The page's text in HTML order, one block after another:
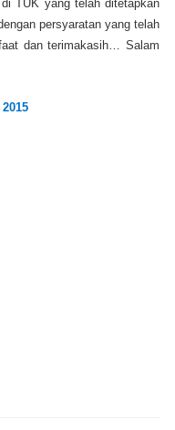
TUK yang telah ditetapkan
persyaratan yang telah
dan terimakasih… Salam